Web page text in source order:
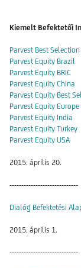
Kiemelt Befektetői
Parvest Best
Parvest Equity Brazil
Parvest Equity BRIC
Parvest Equity China
Parvest Equity Best
Parvest Equity
Parvest Equity India
Parvest Equity Turkey
Parvest Equity USA
2015. április 20.
-----------------------------
Dialóg Befektetési
2015. április 1.
-----------------------------